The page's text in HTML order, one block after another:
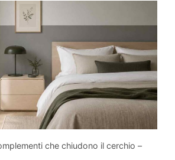
che chiudono il cerchio –